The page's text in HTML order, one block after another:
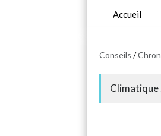
Accueil
Conseils /
Climatique